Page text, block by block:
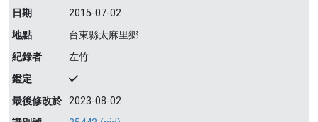
日期
2015-07-02
地點
台東縣太麻里鄉
紀錄者
左竹
鑑定
最後修改於 2023-08-02